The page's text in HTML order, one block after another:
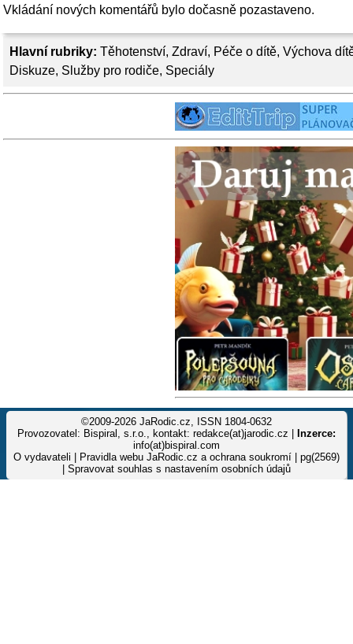
Hlavní rubriky: Těhotenství, Zdraví, Péče o dítě, Výchova
Diskuze, Služby pro rodiče, Speciály
Vkládání nových komentářů bylo dočasně pozastaveno.
©2009-2026 JaRodic.cz, ISSN 1804-0632
Provozovatel: Bispiral, s.r.o., kontakt: redakce(at)jarodic.cz |
Inzerce:
info(at)bispiral.com
O vydavateli
Pravidla webu JaRodic.cz a ochrana soukromí | pg(2569)
Spravovat souhlas s nastavením osobních údajů